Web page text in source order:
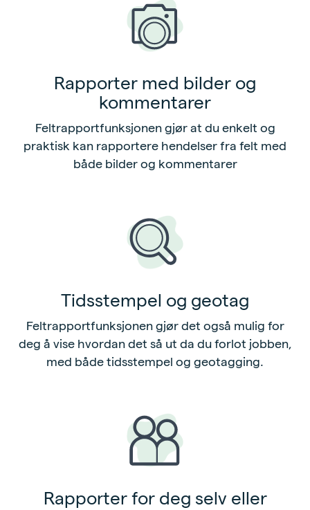
Rapporter med bilder og
kommentarer
Feltrapportfunksjonen gjør at du enkelt og
praktisk kan rapportere hendelser fra felt med
både bilder og kommentarer
Tidsstempel og geotag
Feltrapportfunksjonen gjør det også mulig for
deg å vise hvordan det så ut da du forlot jobben,
med både tidsstempel og geotagging.
Rapporter for deg selv eller